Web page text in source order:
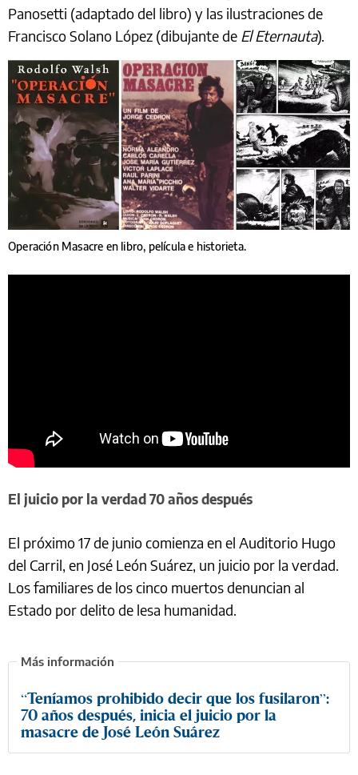
Panosetti (adaptado del libro) y las ilustraciones de
Francisco Solano López (dibujante de El Eternauta).
Operación Masacre en libro, película e historieta.
El juicio por la verdad 70 años después
El próximo 17 de junio comienza en el Auditorio Hugo
del Carril, en José León Suárez, un juicio por la verdad.
Los familiares de los cinco muertos denuncian al
Estado por delito de lesa humanidad.
“Teníamos prohibido decir que los fusilaron”:
70 años después, inicia el juicio por la
masacre de José León Suárez